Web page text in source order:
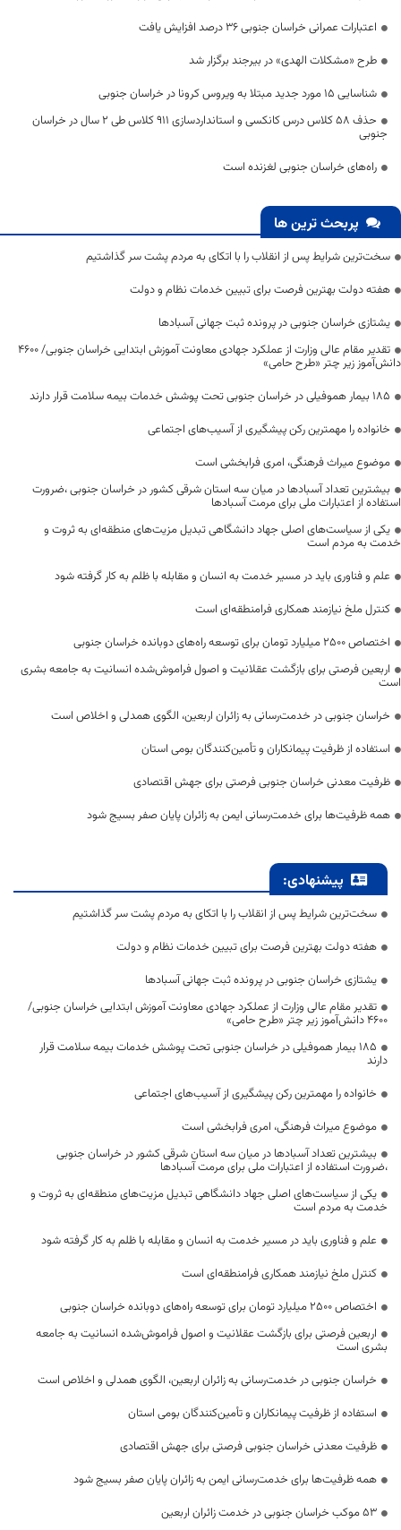
اعتبارات عمرانی خراسان جنوبی 36 درصد افزایش یافت
طرح «مشکلات الهدی» در بیرجند برگزار شد
شناسایی 15 مورد جدید مبتلا به ویروس کرونا در خراسان جنوبی
حذف ۵۸ کلاس درس کانکسی و استانداردسازی ۹۱۱ کلاس طی ۲ سال در خراسان
جنوبی
راه‌های خراسان جنوبی لغزنده است
پربحث ترین ها
سخت‌ترین شرایط پس از انقلاب را با اتکای به مردم پشت سر گذاشتیم
هفته دولت بهترین فرصت برای تبیین خدمات نظام و دولت
یشتازی خراسان جنوبی در پرونده ثبت جهانی آسبادها
تقدیر مقام عالی وزارت از عملکرد جهادی معاونت آموزش ابتدایی خراسان جنوبی/ ۴۶۰۰
دانش‌آموز زیر چتر «طرح حامی»
۱۸۵ بیمار هموفیلی در خراسان جنوبی تحت پوشش خدمات بیمه سلامت قرار دارند
خانواده را مهمترین رکن پیشگیری از آسیب‌های اجتماعی
موضوع میراث فرهنگی، امری فرابخشی است
بیشترین تعداد آسبادها در میان سه استان شرقی کشور در خراسان جنوبی ،ضرورت
استفاده از اعتبارات ملی برای مرمت آسبادها
یکی از سیاست‌های اصلی جهاد دانشگاهی تبدیل مزیت‌های منطقه‌ای به ثروت و
خدمت به مردم است
علم و فناوری باید در مسیر خدمت به انسان و مقابله با ظلم به کار گرفته شود
کنترل ملخ نیازمند همکاری فرامنطقه‌ای است
اختصاص 2500 میلیارد تومان برای توسعه راه‌های دوبانده خراسان جنوبی
اربعین فرصتی برای بازگشت عقلانیت و اصول فراموش‌شده انسانیت به جامعه بشری
است
خراسان جنوبی در خدمت‌رسانی به زائران اربعین، الگوی همدلی و اخلاص است
استفاده از ظرفیت پیمانکاران و تأمین‌کنندگان بومی استان
ظرفیت معدنی خراسان جنوبی فرصتی برای جهش اقتصادی
همه ظرفیت‌ها برای خدمت‌رسانی ایمن به زائران پایان صفر بسیج شود
پیشنهادی:
سخت‌ترین شرایط پس از انقلاب را با اتکای به مردم پشت سر گذاشتیم
هفته دولت بهترین فرصت برای تبیین خدمات نظام و دولت
یشتازی خراسان جنوبی در پرونده ثبت جهانی آسبادها
تقدیر مقام عالی وزارت از عملکرد جهادی معاونت آموزش ابتدایی خراسان جنوبی/
۴۶۰۰ دانش‌آموز زیر چتر «طرح حامی»
۱۸۵ بیمار هموفیلی در خراسان جنوبی تحت پوشش خدمات بیمه سلامت قرار
دارند
خانواده را مهمترین رکن پیشگیری از آسیب‌های اجتماعی
موضوع میراث فرهنگی، امری فرابخشی است
بیشترین تعداد آسبادها در میان سه استان شرقی کشور در خراسان جنوبی
،ضرورت استفاده از اعتبارات ملی برای مرمت آسبادها
یکی از سیاست‌های اصلی جهاد دانشگاهی تبدیل مزیت‌های منطقه‌ای به ثروت و
خدمت به مردم است
علم و فناوری باید در مسیر خدمت به انسان و مقابله با ظلم به کار گرفته شود
کنترل ملخ نیازمند همکاری فرامنطقه‌ای است
اختصاص 2500 میلیارد تومان برای توسعه راه‌های دوبانده خراسان جنوبی
اربعین فرصتی برای بازگشت عقلانیت و اصول فراموش‌شده انسانیت به جامعه
بشری است
خراسان جنوبی در خدمت‌رسانی به زائران اربعین، الگوی همدلی و اخلاص است
استفاده از ظرفیت پیمانکاران و تأمین‌کنندگان بومی استان
ظرفیت معدنی خراسان جنوبی فرصتی برای جهش اقتصادی
همه ظرفیت‌ها برای خدمت‌رسانی ایمن به زائران پایان صفر بسیج شود
53 موکب خراسان جنوبی در خدمت زائران اربعین